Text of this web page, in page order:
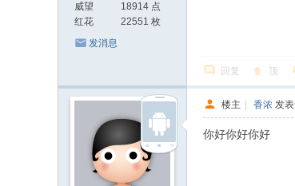
威望
18914 点
红花
22551 枚
发消息
回复 顶
楼主 | 香浓 发
你好你好你好